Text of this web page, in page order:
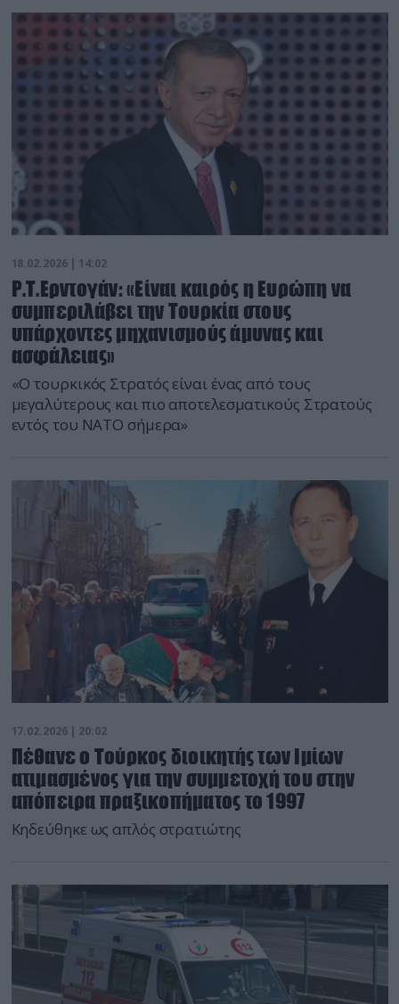
18.02.2026 | 14:02
Ρ.Τ.Ερντογάν: «Είναι καιρός η Ευρώπη να
συμπεριλάβει την Τουρκία στους
υπάρχοντες μηχανισμούς άμυνας και
ασφάλειας»
«Ο τουρκικός Στρατός είναι ένας από τους
μεγαλύτερους και πιο αποτελεσματικούς Στρατούς
εντός του ΝΑΤΟ σήμερα»
17.02.2026 | 20:02
Πέθανε ο Τούρκος διοικητής των Ιμίων
ατιμασμένος για την συμμετοχή του στην
απόπειρα πραξικοπήματος το 1997
Κηδεύθηκε ως απλός στρατιώτης